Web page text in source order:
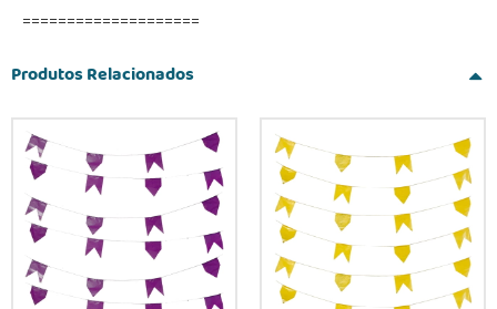
====================
Produtos Relacionados